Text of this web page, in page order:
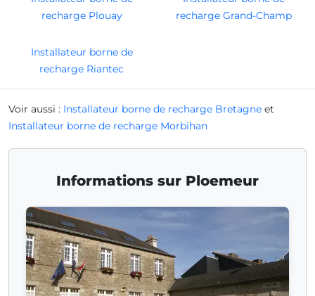
recharge Plouay
recharge Grand-Champ
Installateur borne de
recharge Riantec
Voir aussi : Installateur borne de recharge Bretagne et
Installateur borne de recharge Morbihan
Informations sur Ploemeur